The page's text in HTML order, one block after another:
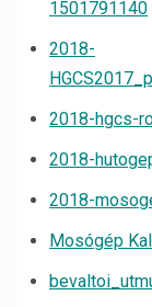
1501791140
2018-
2018-hgcs-
2018-
2018-
Mosógép